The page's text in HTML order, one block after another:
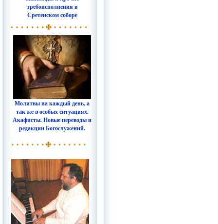
требоисполнения в
Сретенском соборе
Молитвы на каждый день, а
так же в особых ситуациях.
Акафисты. Новые переводы и
редакции Богослужений.